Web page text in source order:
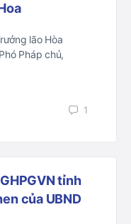
lão Hòa
Pháp chủ,
1
tỉnh
của UBND